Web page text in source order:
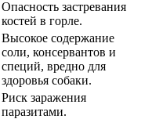
Опасность застревания
костей в горле.
Высокое содержание
соли, консервантов и
специй, вредно для
здоровья собаки.
Риск заражения
паразитами.